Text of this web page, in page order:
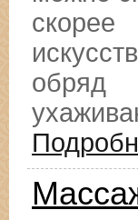
скорее
обряд